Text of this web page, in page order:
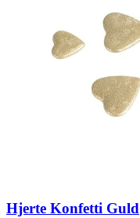
Hjerte Konfetti Guld